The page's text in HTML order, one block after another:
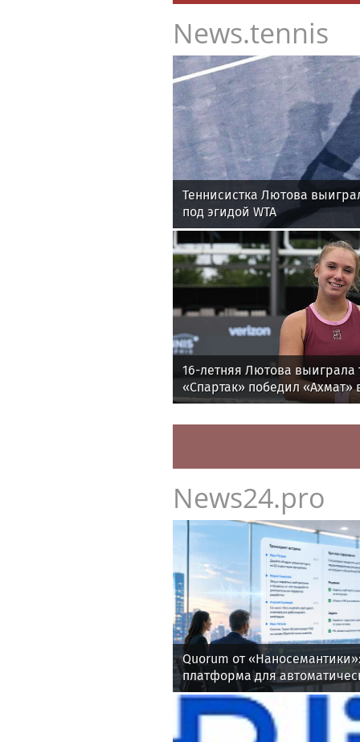
News.tennis
Теннисистка Лютова
под эгидой WTA
16-летняя Лютова выиграла
«Спартак» победил «Ахмат»
утру
News24.pro
Quorum от
платформа для
корпоративных встреч